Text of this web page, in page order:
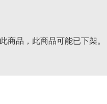
商品，此商品可能已下架